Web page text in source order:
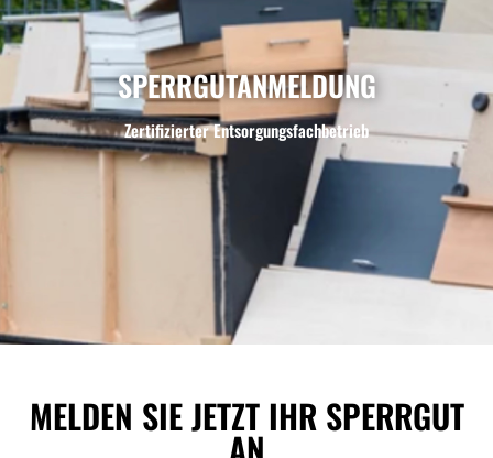
SPERRGUTANMELDUNG
Zertifizierter Entsorgungsfachbetrieb
MELDEN SIE JETZT IHR SPERRGUT